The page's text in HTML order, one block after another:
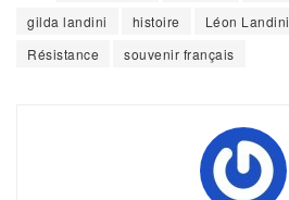
gilda landini
histoire Léon Landini
Résistance
souvenir français